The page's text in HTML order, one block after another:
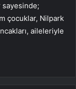
sayesinde;
çocuklar, Nilpark
aileleriyle